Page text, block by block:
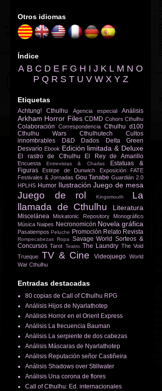
Otros idiomas
Índice
A B C D E F G H I J K L M N O
P Q R S T U V W X Y Z
Etiquetas
Achtung! Cthulhu Agencia especial Análisis
Arkham Horror Files CDMD Cohors Cthulhu
Colaboración Correspondencia Cthulhu d100
Cthulhu Wars
Cthulhutech
Cultos
innombrables
D&D Dados
Delta Green
Desvarío Ebook Edición limitada & Deluxe
El rastro de Cthulhu El Rey de Amarillo
Encuesta Entrevistas & Charlas
Estatuas &
Figuras
Estirpe de Dunwich Exposición
FATE
Festivales & Jornadas Gou Tanabe Guardián 2.0
HPLHS Humor Ilustración Juego de mesa
Juego de rol Kingsmouth
La
llamada de Cthulhu
Literatura
Miscelánea Miskatonic Repository
Monográfico
Música Naipes Necronomicón Novela gráfica
Pasatiempos Peluche Promoción Relato Revista
Rompecabezas Ropa Savage World Sorteos &
Concursos Tarot Teatro The Laundry The Void
Trueque TV & Cine Videojuego World
War Cthulhu
Entradas destacadas
80 copias de Call of Cthulhu RPG
Análisis Hijos de Nyarlathotep
Análisis Horror en el Orient Express
Análisis La frecuencia Bauman
Análisis La serpiente de dos cabezas
Análisis Máscaras de Nyarlathotep
Análisis Reputación señor Castiñeira
Análisis Shadows over Stillwater
Análisis Una corona de flores
Call of Cthulhu: Ed. internacionales